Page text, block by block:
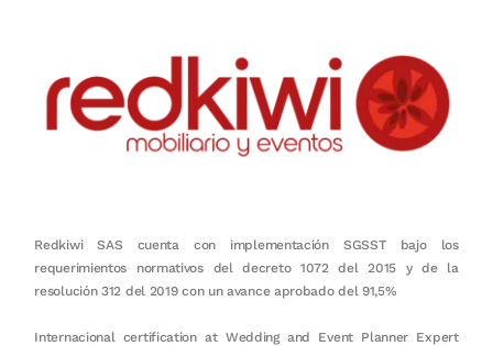
Redkiwi SAS cuenta con implementación SGSST bajo los
requerimientos normativos del decreto 1072 del 2015 y de la
resolución 312 del 2019 con un avance aprobado del 91,5%
Internacional certification at Wedding and Event Planner Expert